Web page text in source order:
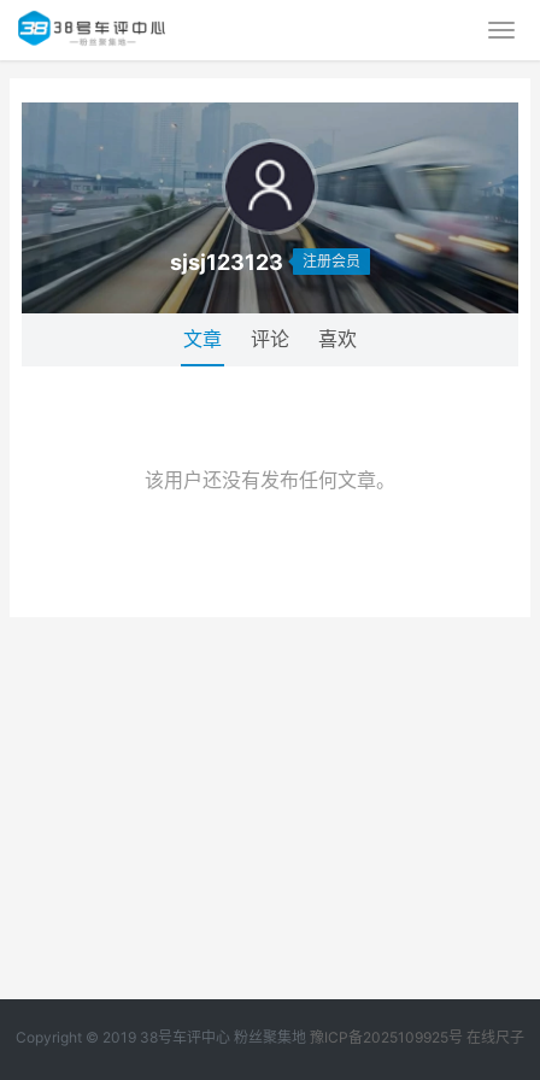
sjsj123123 注册会员
文章 评论 喜欢
该用户还没有发布任何文章。
Copyright © 2019 38号车评中心 粉丝聚集地 豫ICP备2025109925号 在线尺子